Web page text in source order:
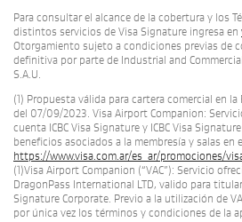
Para consultar el alcance de la cobertura y los
distintos servicios de Visa Signature ingresa en
Otorgamiento sujeto a condiciones previas de
definitiva por parte de Industrial and
S.A.U.
(1) Propuesta válida para cartera comercial en
del 07/09/2023. Visa Airport Companion:
cuenta ICBC Visa Signature y ICBC Visa
beneficios asociados a la membresía y salas en
https://www.visa.com.ar/es_ar/promociones/
(1)Visa Airport Companion (“VAC”): Servicio
DragonPass International LTD, valido para
Signature Corporate. Previo a la utilización de
por única vez los términos y condiciones de la